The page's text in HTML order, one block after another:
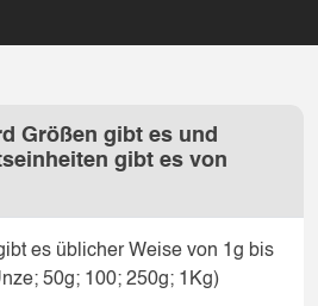
Größen gibt es und
gibt es von
es üblicher Weise von 1g bis
50g; 100; 250g; 1Kg)